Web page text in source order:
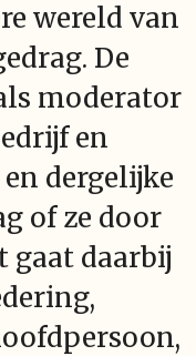
wereld van
De
moderator
en
dergelijke
of ze door
gaat daarbij